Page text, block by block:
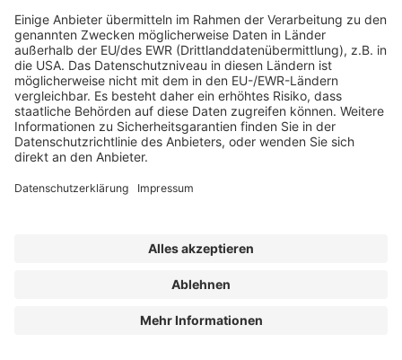
Unter der Überschrift „Ehrenamtliche“ werden in
diesem Beitrag Bürger/-innen zusammengefasst,
die sich freiwillig und unentgeltlich bzw. gegen
eine geringe Aufwandsentschädigung für
Aufgaben der sozialen und pflegerischen Arbeit
zur Verfügung stellen. Insbesondere im
ambulanten Bereich sind Ehrenamtliche ein
wichtiges Verbindungsglied zwischen
Professionen und den Betroffenen.
Die folgenden Fragen stellen eine Auswahl
Wie viel Praxisanleitung brauchen
Zusammenarbeit mit den professionellen